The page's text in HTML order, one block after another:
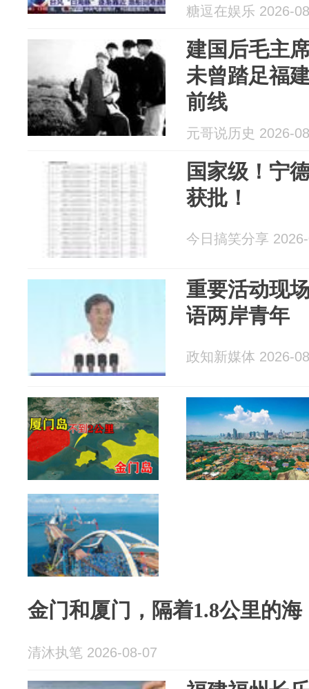
糖逗在娱乐 2026-
建国后毛主
未曾踏足福
前线
元哥说历史 2026-
国家级！宁
获批！
今日搞笑分享
重要活动现
语两岸青年
政知新媒体 2026-
金门和厦门，隔着1.8公里的
清沐执笔 2026-08-07